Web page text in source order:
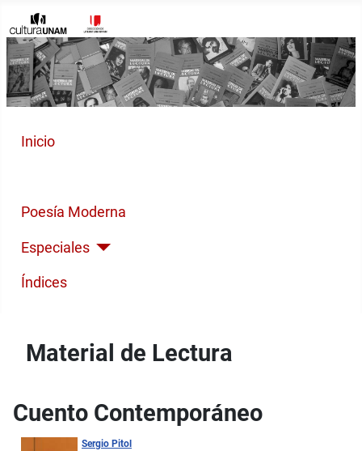
Inicio
Poesía Moderna
Especiales
Índices
Material de Lectura
Cuento Contemporáneo
Sergio Pitol